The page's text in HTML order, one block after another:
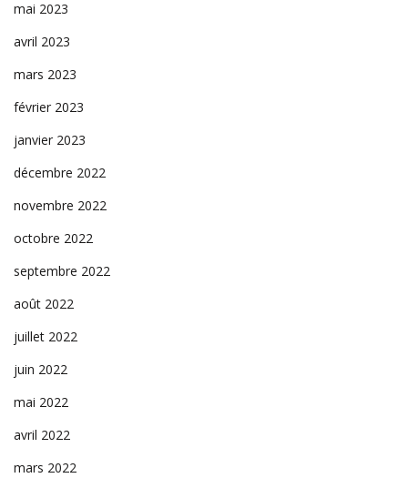
mai 2023
avril 2023
mars 2023
février 2023
janvier 2023
décembre 2022
novembre 2022
octobre 2022
septembre 2022
août 2022
juillet 2022
juin 2022
mai 2022
avril 2022
mars 2022